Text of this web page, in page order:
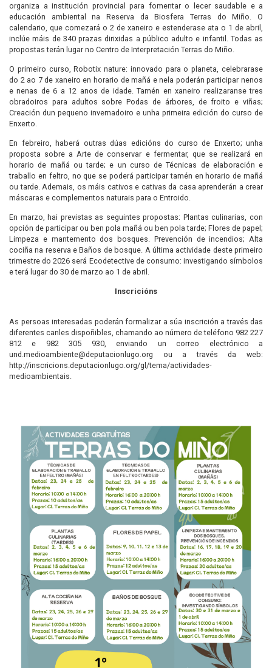
organiza a institución provincial para fomentar o lecer saudable e a
educación ambiental na Reserva da Biosfera Terras do Miño. O
calendario, que comezará o 2 de xaneiro e estenderase ata o 1 de abril,
inclúe máis de 340 prazas dirixidas a público adulto e infantil. Todas as
propostas terán lugar no Centro de Interpretación Terras do Miño.
O primeiro curso, Robotix nature: innovado para o planeta, celebrarase
do 2 ao 7 de xaneiro en horario de mañá e nela poderán participar nenos
e nenas de 6 a 12 anos de idade. Tamén en xaneiro realizaranse tres
obradoiros para adultos sobre Podas de árbores, de froito e viñas;
Creación dun pequeno invernadoiro e unha primeira edición do curso de
Enxerto.
En febreiro, haberá outras dúas edicións do curso de Enxerto; unha
proposta sobre a Arte de conservar e fermentar, que se realizará en
horario de mañá ou tarde; e un curso de Técnicas de elaboración e
traballo en feltro, no que se poderá participar tamén en horario de mañá
ou tarde. Ademais, os máis cativos e cativas da casa aprenderán a crear
máscaras e complementos naturais para o Entroido.
En marzo, hai previstas as seguintes propostas: Plantas culinarias, con
opción de participar ou ben pola mañá ou ben pola tarde; Flores de papel;
Limpeza e mantemento dos bosques. Prevención de incendios; Alta
cociña na reserva e Baños de bosque. A última actividade deste primeiro
trimestre do 2026 será Ecodetective de consumo: investigando símbolos
e terá lugar do 30 de marzo ao 1 de abril.
Inscricións
As persoas interesadas poderán formalizar a súa inscrición a través das
diferentes canles dispoñibles, chamando ao número de teléfono 982 227
812 e 982 305 930, enviando un correo electrónico a
und.medioambiente@deputacionlugo.org ou a través da web:
http://inscricions.deputacionlugo.org/gl/tema/actividades-
medioambientais.